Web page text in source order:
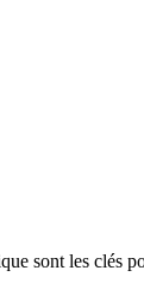
sont les clés